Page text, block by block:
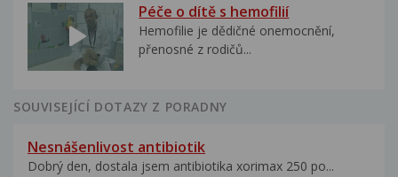
Péče o dítě s hemofilií
Hemofilie je dědičné onemocnění,
přenosné z rodičů...
SOUVISEJÍCÍ DOTAZY Z PORADNY
Nesnášenlivost antibiotik
Dobrý den, dostala jsem antibiotika xorimax 250 po...